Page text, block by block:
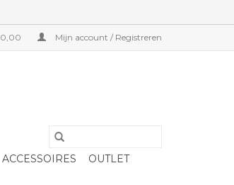
Mijn account / Registreren
ACCESSOIRES
OUTLET